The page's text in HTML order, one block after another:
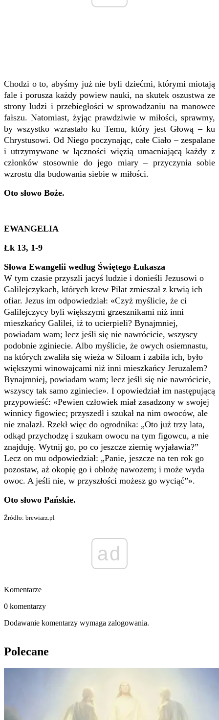
Chodzi o to, abyśmy już nie byli dziećmi, którymi miotają
fale i porusza każdy powiew nauki, na skutek oszustwa ze
strony ludzi i przebiegłości w sprowadzaniu na manowce
fałszu. Natomiast, żyjąc prawdziwie w miłości, sprawmy,
by wszystko wzrastało ku Temu, który jest Głową – ku
Chrystusowi. Od Niego poczynając, całe Ciało – zespalane
i utrzymywane w łączności więzią umacniającą każdy z
członków stosownie do jego miary – przyczynia sobie
wzrostu dla budowania siebie w miłości.
Oto słowo Boże.
EWANGELIA
Łk 13, 1-9
Słowa Ewangelii według Świętego Łukasza
W tym czasie przyszli jacyś ludzie i donieśli Jezusowi o
Galilejczykach, których krew Piłat zmieszał z krwią ich
ofiar. Jezus im odpowiedział: «Czyż myślicie, że ci
Galilejczycy byli większymi grzesznikami niż inni
mieszkańcy Galilei, iż to ucierpieli? Bynajmniej,
powiadam wam; lecz jeśli się nie nawrócicie, wszyscy
podobnie zginiecie. Albo myślicie, że owych osiemnastu,
na których zwaliła się wieża w Siloam i zabiła ich, było
większymi winowajcami niż inni mieszkańcy Jeruzalem?
Bynajmniej, powiadam wam; lecz jeśli się nie nawrócicie,
wszyscy tak samo zginiecie». I opowiedział im następującą
przypowieść: «Pewien człowiek miał zasadzony w swojej
winnicy figowiec; przyszedł i szukał na nim owoców, ale
nie znalazł. Rzekł więc do ogrodnika: „Oto już trzy lata,
odkąd przychodzę i szukam owocu na tym figowcu, a nie
znajduję. Wytnij go, po co jeszcze ziemię wyjaławia?”
Lecz on mu odpowiedział: „Panie, jeszcze na ten rok go
pozostaw, aż okopię go i obłożę nawozem; i może wyda
owoc. A jeśli nie, w przyszłości możesz go wyciąć”».
Oto słowo Pańskie.
Źródło: brewiarz.pl
ad
Komentarze
0 komentarzy
Dodawanie komentarzy wymaga zalogowania.
Polecane